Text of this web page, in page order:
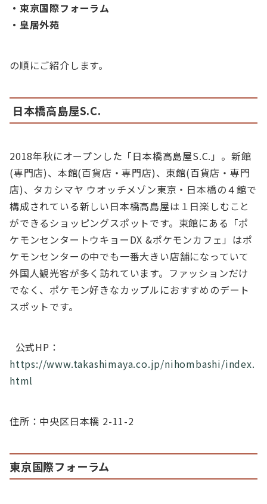
・東京国際フォーラム
・皇居外苑
の順にご紹介します。
日本橋高島屋S.C.
2018年秋にオープンした「日本橋高島屋S.C.」。新館
(専門店)、本館(百貨店・専門店)、東館(百貨店・専門
店)、タカシマヤ ウオッチメゾン東京・日本橋の４館で
構成されている新しい日本橋高島屋は１日楽しむこと
ができるショッピングスポットです。東館にある「ポ
ケモンセンタートウキョーDX &ポケモンカフェ」はポ
ケモンセンターの中でも一番大きい店舗になっていて
外国人観光客が多く訪れています。ファッションだけ
でなく、ポケモン好きなカップルにおすすめのデート
スポットです。
公式HP：
https://www.takashimaya.co.jp/nihombashi/index.
html
住所：中央区日本橋 2-11-2
東京国際フォーラム